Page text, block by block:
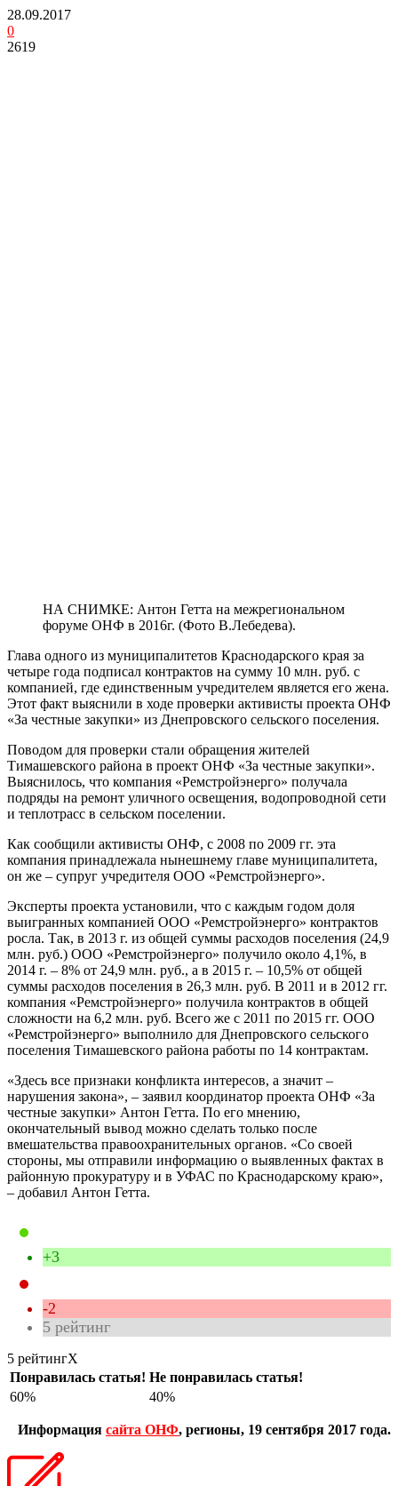
28.09.2017
0
2619
НА СНИМКЕ: Антон Гетта на межрегиональном
форуме ОНФ в 2016г. (Фото В.Лебедева).
Глава одного из муниципалитетов Краснодарского края за
четыре года подписал контрактов на сумму 10 млн. руб. с
компанией, где единственным учредителем является его жена.
Этот факт выяснили в ходе проверки активисты проекта ОНФ
«За честные закупки» из Днепровского сельского поселения.
Поводом для проверки стали обращения жителей
Тимашевского района в проект ОНФ «За честные закупки».
Выяснилось, что компания «Ремстройэнерго» получала
подряды на ремонт уличного освещения, водопроводной сети
и теплотрасс в сельском поселении.
Как сообщили активисты ОНФ, с 2008 по 2009 гг. эта
компания принадлежала нынешнему главе муниципалитета,
он же – супруг учредителя ООО «Ремстройэнерго».
Эксперты проекта установили, что с каждым годом доля
выигранных компанией ООО «Ремстройэнерго» контрактов
росла. Так, в 2013 г. из общей суммы расходов поселения (24,9
млн. руб.) ООО «Ремстройэнерго» получило около 4,1%, в
2014 г. – 8% от 24,9 млн. руб., а в 2015 г. – 10,5% от общей
суммы расходов поселения в 26,3 млн. руб. В 2011 и в 2012 гг.
компания «Ремстройэнерго» получила контрактов в общей
сложности на 6,2 млн. руб. Всего же с 2011 по 2015 гг. ООО
«Ремстройэнерго» выполнило для Днепровского сельского
поселения Тимашевского района работы по 14 контрактам.
«Здесь все признаки конфликта интересов, а значит –
нарушения закона», – заявил координатор проекта ОНФ «За
честные закупки» Антон Гетта. По его мнению,
окончательный вывод можно сделать только после
вмешательства правоохранительных органов. «Со своей
стороны, мы отправили информацию о выявленных фактах в
районную прокуратуру и в УФАС по Краснодарскому краю»,
– добавил Антон Гетта.
+3
-2
5 рейтинг
5 рейтингX
Понравилась статья! Не понравилась статья!
60%
40%
Информация сайта ОНФ, регионы, 19 сентября 2017 года.